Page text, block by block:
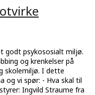
godt psykososialt miljø.
og krenkelser på
skolemiljø. I dette
og vi spør: - Hva skal til
Ingvild Straume fra